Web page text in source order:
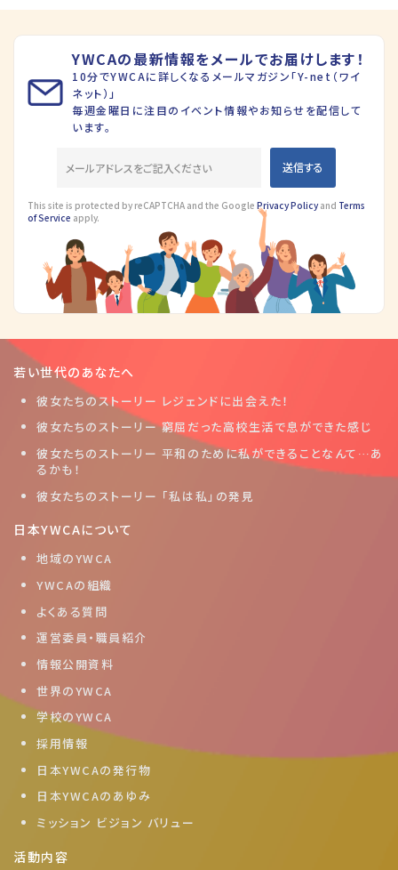
YWCAの最新情報をメールでお届けします！
10分でYWCAに詳しくなるメールマガジン「Y-net（ワイ
ネット）」
毎週金曜日に注目のイベント情報やお知らせを配信して
います。
This site is protected by reCAPTCHA and the Google Privacy Policyand Terms
of Service apply.
若い世代のあなたへ
彼女たちのストーリー レジェンドに出会えた！
彼女たちのストーリー 窮屈だった高校生活で息ができた感じ
彼女たちのストーリー 平和のために私ができることなんて…あ
るかも！
彼女たちのストーリー 「私は私」の発見
日本YWCAについて
地域のYWCA
YWCAの組織
よくある質問
運営委員・職員紹介
情報公開資料
世界のYWCA
学校のYWCA
採用情報
日本YWCAの発行物
日本YWCAのあゆみ
ミッション ビジョン バリュー
活動内容